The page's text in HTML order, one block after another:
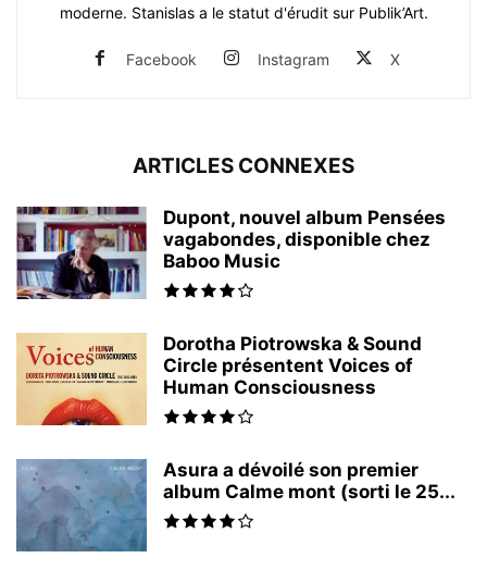
moderne. Stanislas a le statut d'érudit sur Publik’Art.
Facebook Instagram X
ARTICLES CONNEXES
Dupont, nouvel album Pensées
vagabondes, disponible chez
Baboo Music
Dorotha Piotrowska & Sound
Circle présentent Voices of
Human Consciousness
Asura a dévoilé son premier
album Calme mont (sorti le 25...